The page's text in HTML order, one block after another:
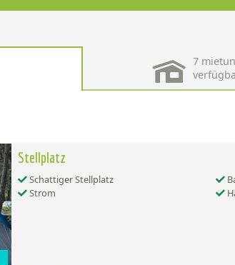
7
Stellplatz
Schattiger Stellplatz
Strom